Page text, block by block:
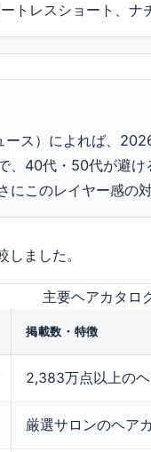
トレスショート、ナ
ス）によれば、
、40代・50代が避
にこのレイヤー感の
ました。
主要ヘアカタロ
掲載数・特徴
2,383万点以上の
厳選サロンのヘア